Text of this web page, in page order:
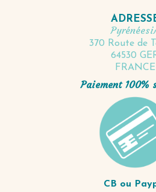
370 Route de
64530
FRANCE
Paiement 100%
CB ou